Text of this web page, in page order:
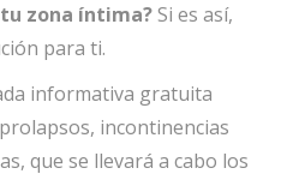
zona íntima? Si es así,
para ti.
informativa gratuita
incontinencias
que se llevará a cabo los